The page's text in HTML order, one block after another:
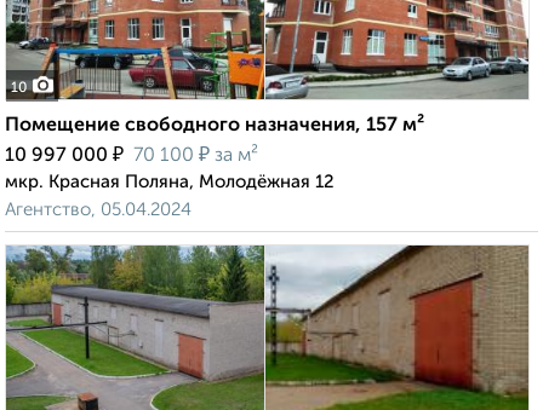
10
Помещение свободного назначения, 157 м²
10 997 000 ₽ 70 100 ₽ за м²
мкр. Красная Поляна, Молодёжная 12
Агентство, 05.04.2024